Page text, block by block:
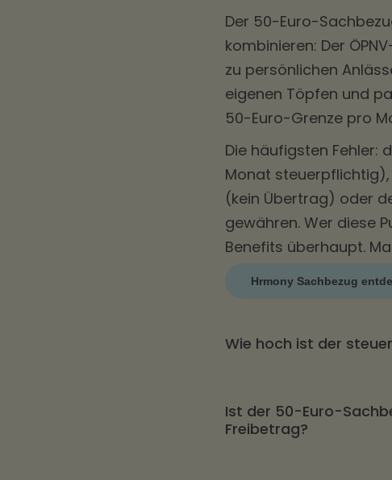
Der 50-Euro-
kombinieren: Der
zu persönlichen
eigenen Töpfen und
50-Euro-Grenze pro
Die häufigsten Fehler:
Monat
(kein Übertrag) oder
gewähren. Wer diese
Benefits überhaupt.
Hrmony Sachbezug
Wie hoch ist der
sozialabgabenfrei (§ 8
unverändert und
Ist der 50-Euro-
Freibetrag?